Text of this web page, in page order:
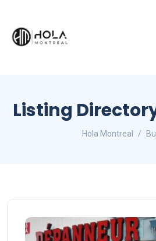
Listing
Hola Montreal